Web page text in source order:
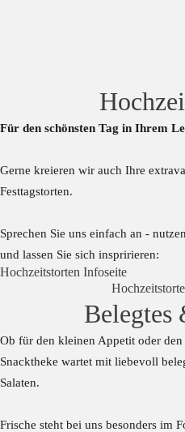
Für den schönsten Tag in Ihrem
Gerne kreieren wir auch Ihre
Festtagstorten.
Sprechen Sie uns einfach an -
und lassen Sie sich inspririeren:
Hochzeitstorten Infoseite
Belegtes
Ob für den kleinen Appetit oder
Snacktheke wartet mit liebevoll
Salaten.
Frische steht bei uns besonders im